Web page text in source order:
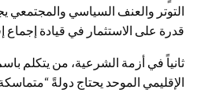
التوتر والعنف السياسي والمجتمعي
قدرة على الاستثمار في قيادة
ثانياً في أزمة الشرعية، من يتكلم
الإقليمي الموحد يحتاج دولةً